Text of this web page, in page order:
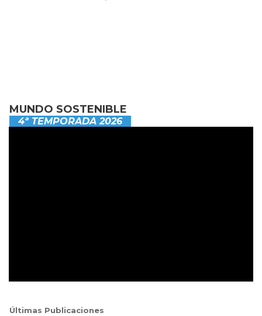
MUNDO SOSTENIBLE
4ª TEMPORADA 2026
Últimas Publicaciones